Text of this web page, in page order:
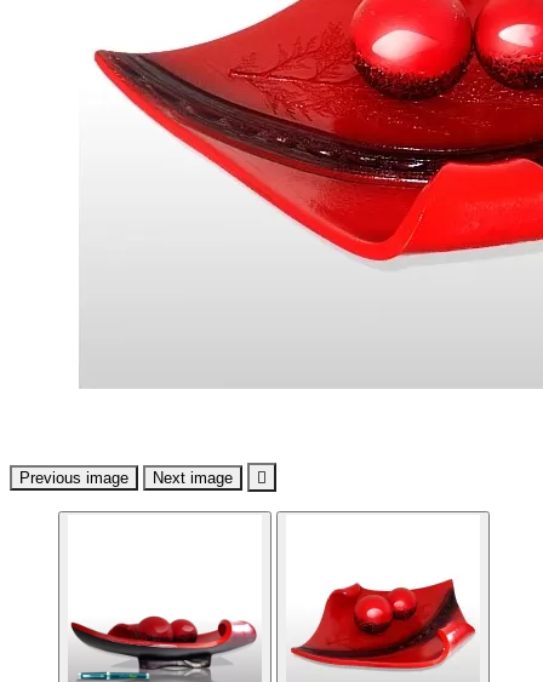
Previous image Next image 